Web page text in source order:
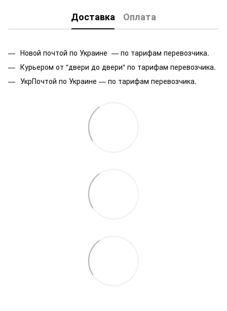
Доставка Оплата
Новой почтой по Украине — по тарифам перевозчика.
Курьером от "двери до двери" по тарифам перевозчика.
УкрПочтой по Украине — по тарифам перевозчика.